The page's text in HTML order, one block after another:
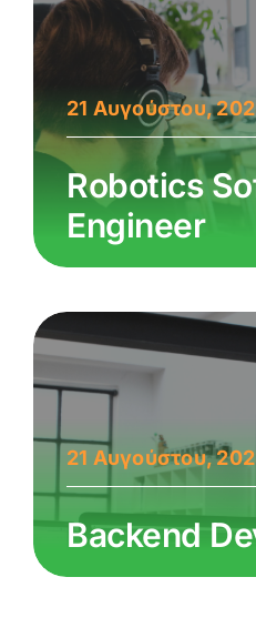
21 Αυγούστου,
Robotics
Engineer
21 Αυγούστου,
Backend